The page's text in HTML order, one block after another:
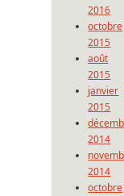
2016
octobre
2015
août
2015
janvier
2015
2014
2014
octobre